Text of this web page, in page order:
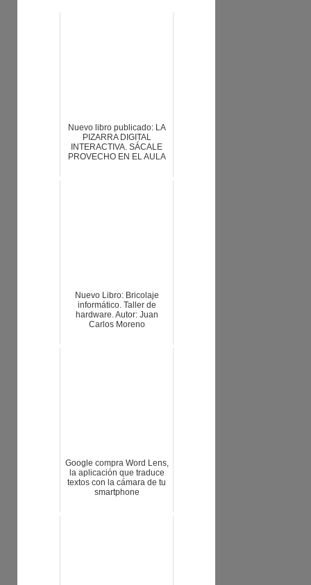
Nuevo libro publicado: LA
PIZARRA DIGITAL
INTERACTIVA. SÁCALE
PROVECHO EN EL AULA
Nuevo Libro: Bricolaje
informático. Taller de
hardware. Autor: Juan
Carlos Moreno
Google compra Word Lens,
la aplicación que traduce
textos con la cámara de tu
smartphone